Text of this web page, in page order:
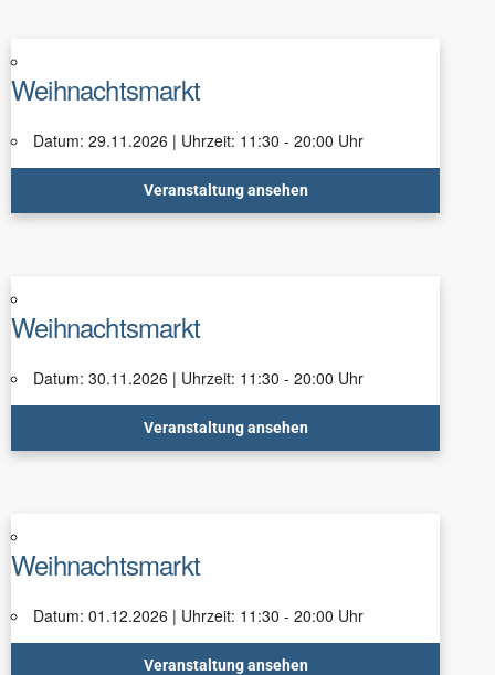
Weihnachtsmarkt
Datum: 29.11.2026 | Uhrzeit: 11:30 - 20:00 Uhr
Veranstaltung ansehen
Weihnachtsmarkt
Datum: 30.11.2026 | Uhrzeit: 11:30 - 20:00 Uhr
Veranstaltung ansehen
Weihnachtsmarkt
Datum: 01.12.2026 | Uhrzeit: 11:30 - 20:00 Uhr
Veranstaltung ansehen